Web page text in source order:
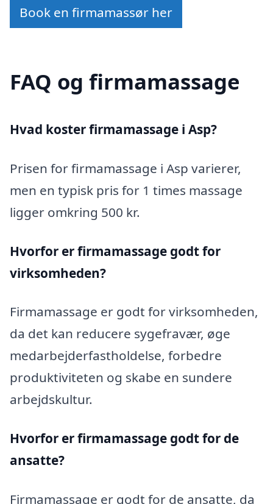
Book en firmamassør her
FAQ og firmamassage
Hvad koster firmamassage i Asp?
Prisen for firmamassage i Asp varierer,
men en typisk pris for 1 times massage
ligger omkring 500 kr.
Hvorfor er firmamassage godt for
virksomheden?
Firmamassage er godt for virksomheden,
da det kan reducere sygefravær, øge
medarbejderfastholdelse, forbedre
produktiviteten og skabe en sundere
arbejdskultur.
Hvorfor er firmamassage godt for de
ansatte?
Firmamassage er godt for de ansatte, da